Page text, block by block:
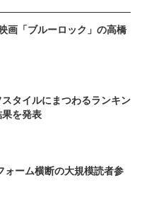
画「ブルーロック」の高橋
タイルにまつわるランキン
を発表
ォーム横断の大規模読者参